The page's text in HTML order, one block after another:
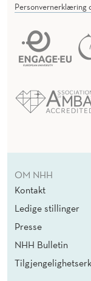
Personvernerklæring
OM NHH
Kontakt
Ledige stillinger
Presse
NHH Bulletin